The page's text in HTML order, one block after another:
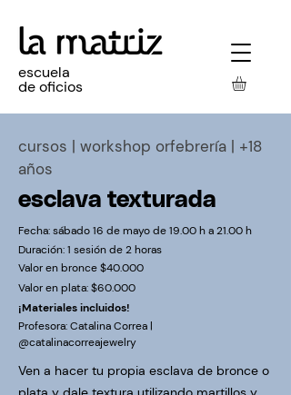
escuela
de oficios
cursos | workshop orfebrería | +18
años
esclava texturada
Fecha:sábado 16 de mayo de 19.00 h a 21.00 h
Duración: 1 sesión de 2 horas
Valor en bronce$40.000
Valor en plata: $60.000
¡Materiales incluidos!
Profesora: Catalina Correa |
@catalinacorreajewelry
Ven a hacer tu propia esclava de bronce o